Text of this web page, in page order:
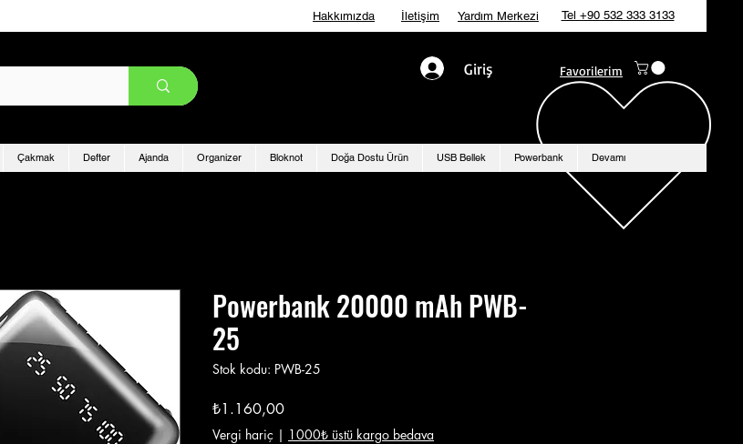
Hakkımızda İletişim Yardım Merkezi Tel +90 532 333 3133
Giriş Favorilerim
Çakmak Defter Ajanda Organizer Bloknot Doğa Dostu Ürün USB Bellek Powerbank Devamı
Powerbank 20000 mAh PWB-
25
Stok kodu: PWB-25
₺1.160,00Fiyat
Vergi hariç | 1000₺ üstü kargo bedava